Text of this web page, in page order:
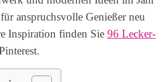
anspruchsvolle Genießer neu
Inspiration finden Sie 96 Lecker-